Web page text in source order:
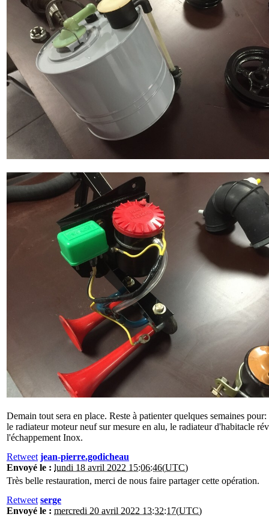
Demain tout sera en place. Reste à patienter quelques semaines
le radiateur moteur neuf sur mesure en alu, le radiateur d'habitacle
l'échappement Inox.
Retweet jean-pierre.godicheau
Envoyé le : lundi 18 avril 2022 15:06:46(UTC)
Très belle restauration, merci de nous faire partager cette opération.
Retweet serge
Envoyé le : mercredi 20 avril 2022 13:32:17(UTC)